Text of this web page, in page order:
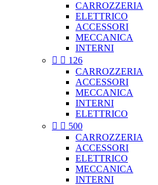
CARROZZERIA
ELETTRICO
ACCESSORI
MECCANICA
INTERNI
  126
CARROZZERIA
ACCESSORI
MECCANICA
INTERNI
ELETTRICO
  500
CARROZZERIA
ACCESSORI
ELETTRICO
MECCANICA
INTERNI